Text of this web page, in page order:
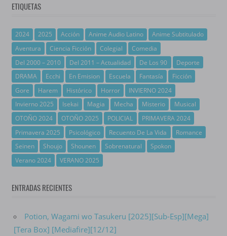
ETIQUETAS
2024 2025 Acción Anime Audio Latino
Anime Subtitulado
Aventura
Ciencia Ficción Colegial
Comedia
Del 2000 – 2010
Del 2011 – Actualidad De Los 90
Deporte
DRAMA
Ecchi En Emision Escuela Fantasía
Ficción
Gore
Harem Histórico Horror
INVIERNO 2024
Invierno 2025
Isekai Magia Mecha Misterio
Musical
OTOÑO 2024
OTOÑO 2025 POLICIAL
PRIMAVERA 2024
Primavera 2025
Psicológico Recuento De La Vida
Romance
Seinen
Shoujo Shounen Sobrenatural
Spokon
Verano 2024
VERANO 2025
ENTRADAS RECIENTES
Potion, Wagami wo Tasukeru [2025][Sub-Esp][Mega]
[Tera Box] [Mediafire][12/12]